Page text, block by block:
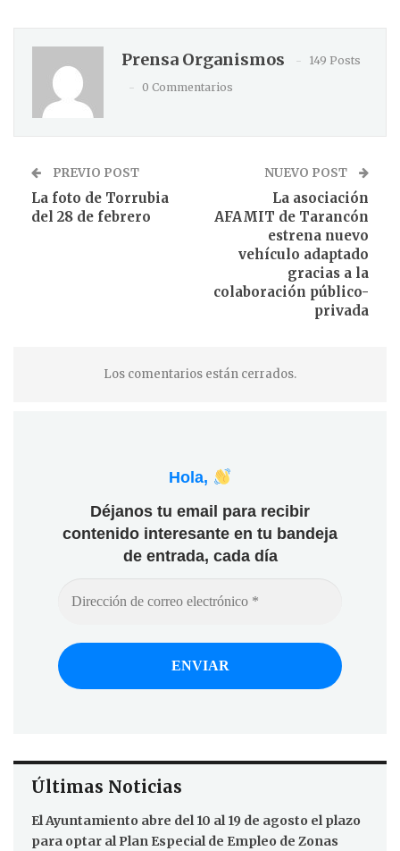
Prensa Organismos
149 Posts
0 Commentarios
PREVIO POST
La foto de Torrubia
del 28 de febrero
NUEVO POST
La asociación
AFAMIT de Tarancón
estrena nuevo
vehículo adaptado
gracias a la
colaboración público-
privada
Los comentarios están cerrados.
Hola,
Déjanos tu email para recibir
contenido interesante en tu bandeja
de entrada, cada día
Últimas Noticias
El Ayuntamiento abre del 10 al 19 de agosto el plazo
para optar al Plan Especial de Empleo de Zonas